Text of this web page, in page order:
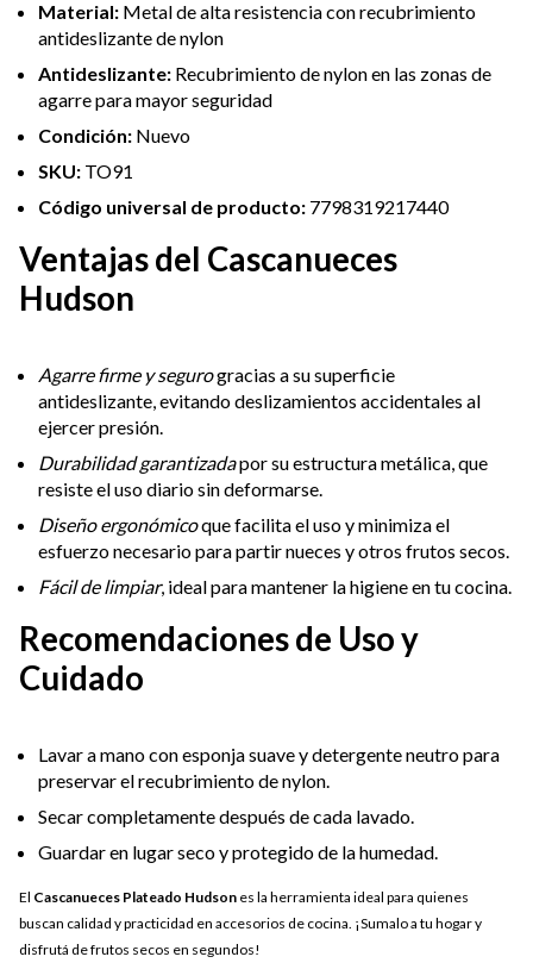
Material: Metal de alta resistencia con recubrimiento
antideslizante de nylon
Antideslizante: Recubrimiento de nylon en las zonas de
agarre para mayor seguridad
Condición: Nuevo
SKU: TO91
Código universal de producto: 7798319217440
Ventajas del Cascanueces
Hudson
Agarre firme y segurogracias a su superficie
antideslizante, evitando deslizamientos accidentales al
ejercer presión.
Durabilidad garantizadapor su estructura metálica, que
resiste el uso diario sin deformarse.
Diseño ergonómicoque facilita el uso y minimiza el
esfuerzo necesario para partir nueces y otros frutos secos.
Fácil de limpiar, ideal para mantener la higiene en tu cocina.
Recomendaciones de Uso y
Cuidado
Lavar a mano con esponja suave y detergente neutro para
preservar el recubrimiento de nylon.
Secar completamente después de cada lavado.
Guardar en lugar seco y protegido de la humedad.
El Cascanueces Plateado Hudson es la herramienta ideal para quienes
buscan calidad y practicidad en accesorios de cocina. ¡Sumalo a tu hogar y
disfrutá de frutos secos en segundos!